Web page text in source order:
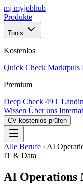
mj myjobhub
Produkte
Tools
Kostenlos
Quick Check Marktpuls
Premium
Deep Check 49 €
Wissen Über uns
CV kostenlos prüfen
Alle Berufe › AI
IT & Data
AI Operations